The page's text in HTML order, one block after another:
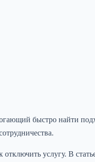
быстро найти
услугу. В